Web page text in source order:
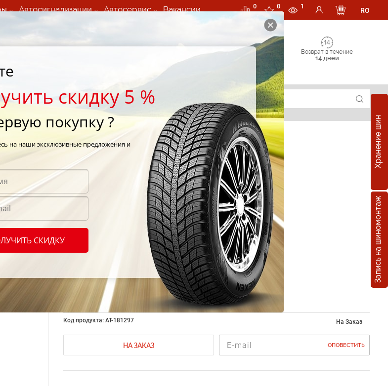
Автосигнализации Автосервис Вакансии 0 0 1
RO
7
Возврат в течение
14 дней
Хранение шин
Запись на шиномонтаж
Аксессуары
Дворники
CHAMPION
RD53/B01
Код продукта: AT-181297 На Заказ
НА ЗАКАЗ ОПОВЕСТИТЬ
скидку 5 %
покупку ?
на наши эксклюзивные предложения и
СКИДКУ